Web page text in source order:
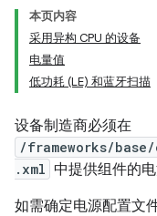
本页内容
采用异构 CPU 的设备
电量值
低功耗 (LE) 和蓝牙扫描
设备制造商必须在
/frameworks/
.xml 中提供组件的电
如需确定电源配置文